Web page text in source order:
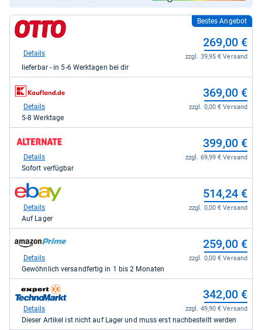
zum
Shop:
Otto.de
269,00
kaufen.
Bestes Angebot
269,00 €
zzgl. 39,95 € Versand
Details
lieferbar - in 5-6 Werktagen bei dir
zum
Shop:
Kaufland
kaufen.
369,00 €
zzgl. 0,00 € Versand
Details
5-8 Werktage
zum
Shop:
Alternate
399,00
kaufen.
399,00 €
zzgl. 69,99 € Versand
Details
Sofort verfügbar
zum
Shop:
eBay
kaufen.
514,24 €
zzgl. 0,00 € Versand
Details
Auf Lager
zum
Shop:
Amazon.de
kaufen.
259,00 €
zzgl. 0,00 € Versand
Details
Gewöhnlich versandfertig in 1 bis 2 Monaten
zum
Shop:
expert
342,00 €
zzgl. 49,90 € Versand
Details
Dieser Artikel ist nicht auf Lager und muss erst nachbestellt werden